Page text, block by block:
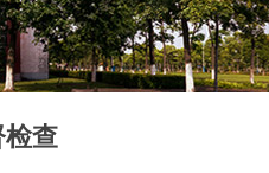
查